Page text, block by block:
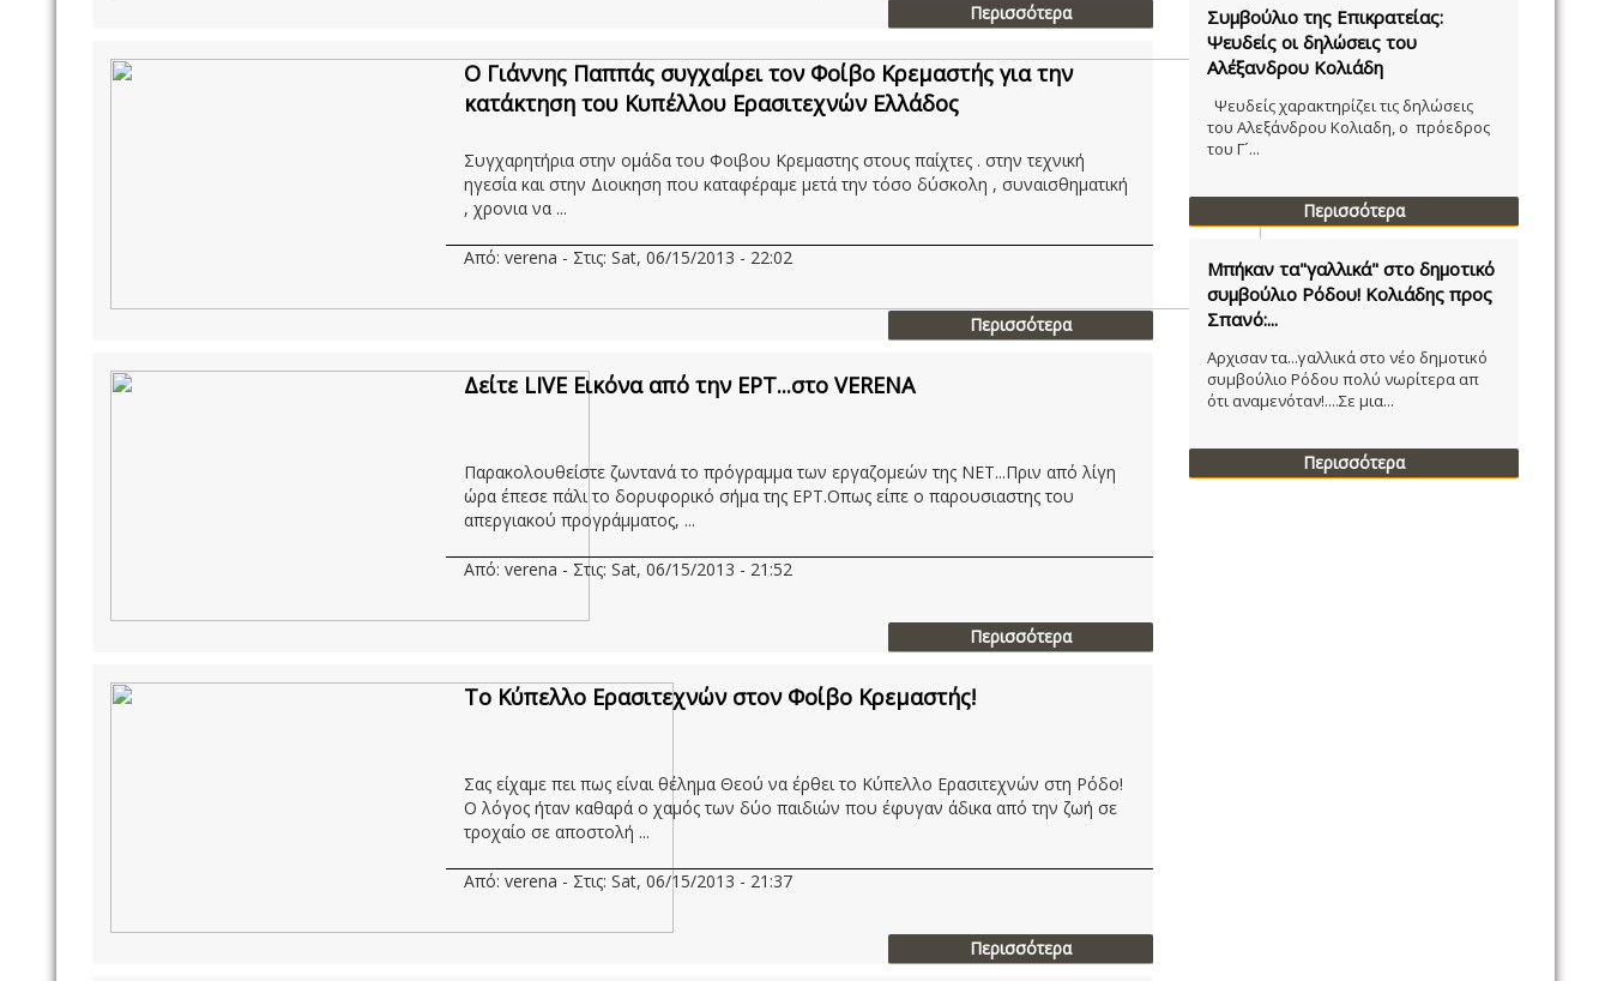
Περισσότερα
O Γιάννης Παππάς συγχαίρει τον Φοίβο Κρεμαστής για την
κατάκτηση του Κυπέλλου Ερασιτεχνών Ελλάδος
Συγχαρητήρια στην ομάδα του Φοιβου Κρεμαστης στους παίχτες . στην τεχνική
ηγεσία και στην Διοικηση που καταφέραμε μετά την τόσο δύσκολη , συναισθηματική
, χρονια να ...
Από: verena - Στις: Sat, 06/15/2013 - 22:02
Περισσότερα
Δείτε LIVE Eικόνα από την ΕΡΤ...στο VERENA
Παρακολουθείστε ζωντανά το πρόγραμμα των εργαζομεών της ΝΕΤ...Πριν από λίγη
ώρα έπεσε πάλι το δορυφορικό σήμα της ΕΡΤ.Οπως είπε ο παρουσιαστης του
απεργιακού προγράμματος, ...
Από: verena - Στις: Sat, 06/15/2013 - 21:52
Περισσότερα
Το Κύπελλο Ερασιτεχνών στον Φοίβο Κρεμαστής!
Σας είχαμε πει πως είναι θέλημα Θεού να έρθει το Κύπελλο Ερασιτεχνών στη Ρόδο!
Ο λόγος ήταν καθαρά ο χαμός των δύο παιδιών που έφυγαν άδικα από την ζωή σε
τροχαίο σε αποστολή ...
Από: verena - Στις: Sat, 06/15/2013 - 21:37
Περισσότερα
Συμβούλιο της Επικρατείας:
Ψευδείς οι δηλώσεις του
Αλέξανδρου Κολιάδη
Ψευδείς χαρακτηρίζει τις δηλώσεις
του Αλεξάνδρου Κολιαδη, ο πρόεδρος
του Γ´...
Περισσότερα
Μπήκαν τα"γαλλικά" στο δημοτικό
συμβούλιο Ρόδου! Κολιάδης προς
Σπανό:...
Αρχισαν τα...γαλλικά στο νέο δημοτικό
συμβούλιο Ρόδου πολύ νωρίτερα απ
ότι αναμενόταν!....Σε μια...
Περισσότερα